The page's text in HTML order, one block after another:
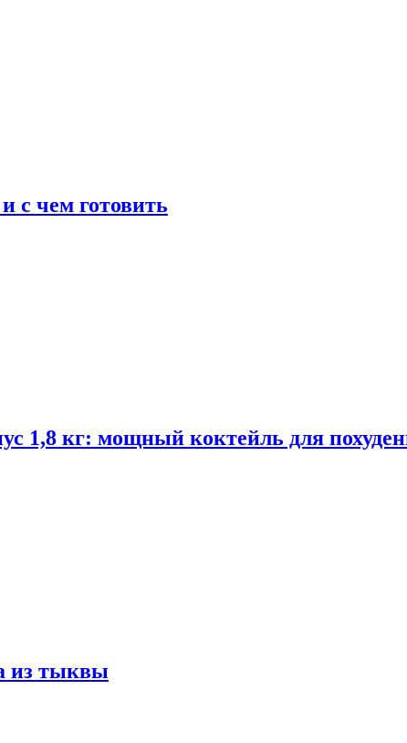
с чем готовить
1,8 кг: мощный коктейль для
из тыквы